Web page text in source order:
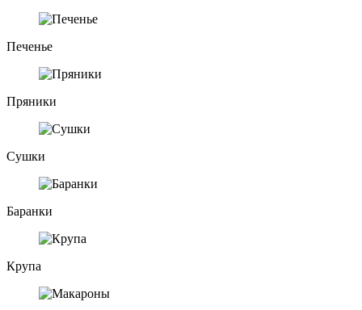
Печенье
Пряники
Сушки
Баранки
Крупа